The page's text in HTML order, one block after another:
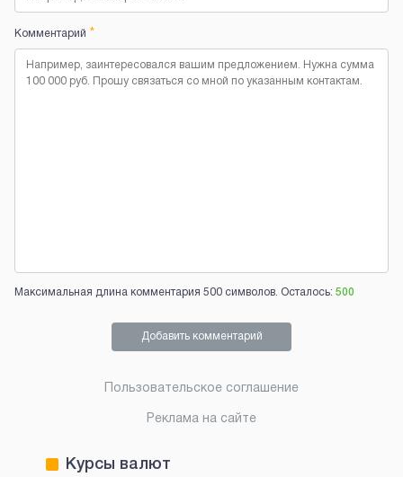
Комментарий *
Максимальная длина комментария 500 символов. Осталось: 500
Добавить комментарий
Пользовательское соглашение
Реклама на сайте
Курсы валют